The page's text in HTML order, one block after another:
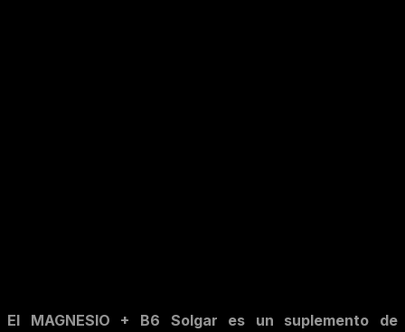
El MAGNESIO + B6 Solgar es un suplemento de